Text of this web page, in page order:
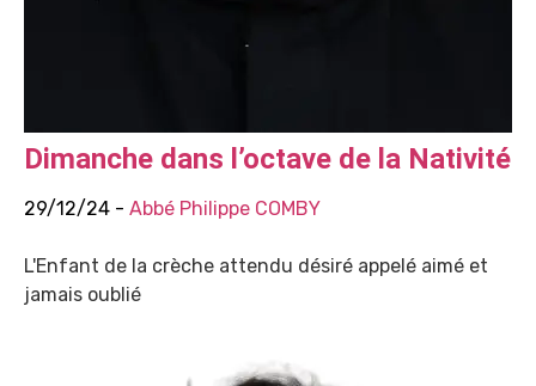
Dimanche dans l’octave de la Nativité
29/12/24 - Abbé Philippe COMBY
L'Enfant de la crèche attendu désiré appelé aimé et
jamais oublié